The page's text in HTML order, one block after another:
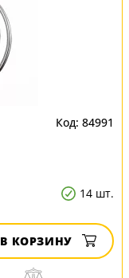
84991
14 шт.
В КОРЗИНУ